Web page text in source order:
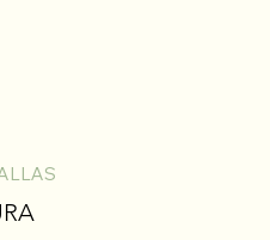
para Encías Inflamadas